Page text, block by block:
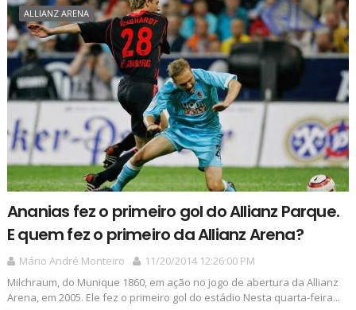
ALLIANZ ARENA
Ananias fez o primeiro gol do Allianz Parque.
E quem fez o primeiro da Allianz Arena?
Mário André Monteiro
11/20/2014 12:26:00 PM
Milchraum, do Munique 1860, em ação no jogo de abertura da Allianz
Arena, em 2005. Ele fez o primeiro gol do estádio Nesta quarta-feira...